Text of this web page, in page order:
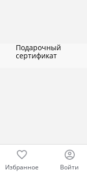
Подарочный
сертификат
Избранное Войти